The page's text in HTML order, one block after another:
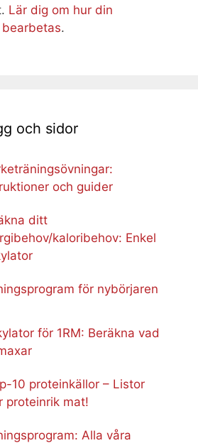
Lär dig om hur din
.
och sidor
och guider
ditt
kaloribehov: Enkel
för nybörjaren
för 1RM: Beräkna vad
10 proteinkällor – Listor
proteinrik mat!
Alla våra